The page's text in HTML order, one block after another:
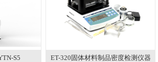
S5 ET-320固体材料制品密度检测仪器